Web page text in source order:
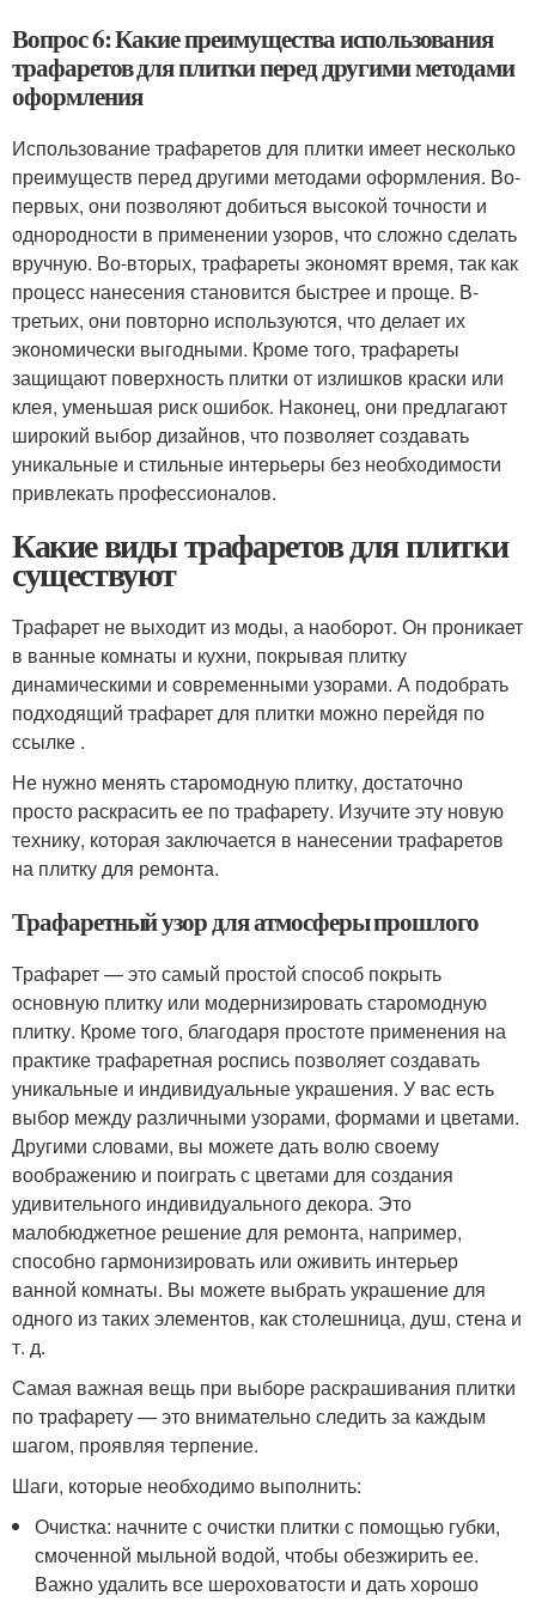
Вопрос 6: Какие преимущества использования
трафаретов для плитки перед другими методами
оформления
Использование трафаретов для плитки имеет несколько
преимуществ перед другими методами оформления. Во-
первых, они позволяют добиться высокой точности и
однородности в применении узоров, что сложно сделать
вручную. Во-вторых, трафареты экономят время, так как
процесс нанесения становится быстрее и проще. В-
третьих, они повторно используются, что делает их
экономически выгодными. Кроме того, трафареты
защищают поверхность плитки от излишков краски или
клея, уменьшая риск ошибок. Наконец, они предлагают
широкий выбор дизайнов, что позволяет создавать
уникальные и стильные интерьеры без необходимости
привлекать профессионалов.
Какие виды трафаретов для плитки
существуют
Трафарет не выходит из моды, а наоборот. Он проникает
в ванные комнаты и кухни, покрывая плитку
динамическими и современными узорами. А подобрать
подходящий трафарет для плитки можно перейдя по
ссылке .
Не нужно менять старомодную плитку, достаточно
просто раскрасить ее по трафарету. Изучите эту новую
технику, которая заключается в нанесении трафаретов
на плитку для ремонта.
Трафаретный узор для атмосферы прошлого
Трафарет — это самый простой способ покрыть
основную плитку или модернизировать старомодную
плитку. Кроме того, благодаря простоте применения на
практике трафаретная роспись позволяет создавать
уникальные и индивидуальные украшения. У вас есть
выбор между различными узорами, формами и цветами.
Другими словами, вы можете дать волю своему
воображению и поиграть с цветами для создания
удивительного индивидуального декора. Это
малобюджетное решение для ремонта, например,
способно гармонизировать или оживить интерьер
ванной комнаты. Вы можете выбрать украшение для
одного из таких элементов, как столешница, душ, стена и
т. д.
Самая важная вещь при выборе раскрашивания плитки
по трафарету — это внимательно следить за каждым
шагом, проявляя терпение.
Шаги, которые необходимо выполнить:
Очистка: начните с очистки плитки с помощью губки,
смоченной мыльной водой, чтобы обезжирить ее.
Важно удалить все шероховатости и дать хорошо